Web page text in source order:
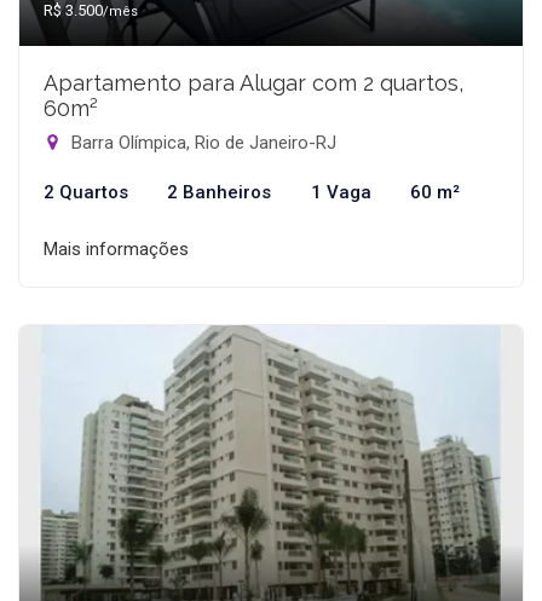
R$ 3.500/mês
Apartamento para Alugar com 2 quartos,
60m²
Barra Olímpica, Rio de Janeiro-RJ
2 Quartos 2 Banheiros 1 Vaga 60 m²
Mais informações